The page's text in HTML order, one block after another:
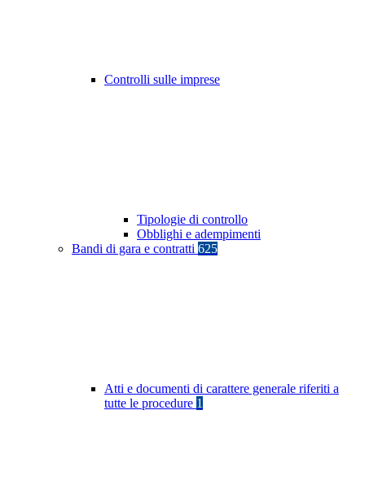
Controlli sulle imprese
Tipologie di controllo
Obblighi e adempimenti
Bandi di gara e contratti 625
Atti e documenti di carattere generale riferiti a
tutte le procedure 1